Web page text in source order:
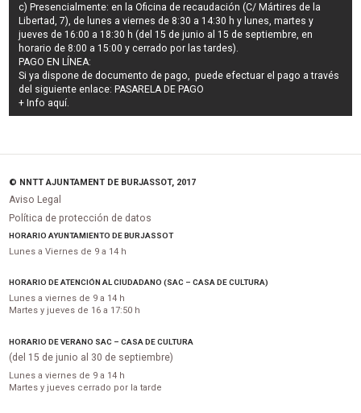
c) Presencialmente: en la Oficina de recaudación (C/ Mártires de la
Libertad, 7), de lunes a viernes de 8:30 a 14:30 h y lunes, martes y
jueves de 16:00 a 18:30 h (del 15 de junio al 15 de septiembre, en
horario de 8:00 a 15:00 y cerrado por las tardes).
PAGO EN LÍNEA:
Si ya dispone de documento de pago, puede efectuar el pago a través
del siguiente enlace:PASARELA DE PAGO
+ Info aquí
© NNTT AJUNTAMENT DE BURJASSOT, 2017
Aviso Legal
Política de protección de datos
HORARIO AYUNTAMIENTO DE BURJASSOT
Lunes a Viernes de 9 a 14 h
HORARIO DE ATENCIÓN AL CIUDADANO (SAC – CASA DE CULTURA)
Lunes a viernes de 9 a 14 h
Martes y jueves de 16 a 17:50 h
HORARIO DE VERANO SAC – CASA DE CULTURA
(del 15 de junio al 30 de septiembre)
Lunes a viernes de 9 a 14 h
Martes y jueves cerrado por la tarde